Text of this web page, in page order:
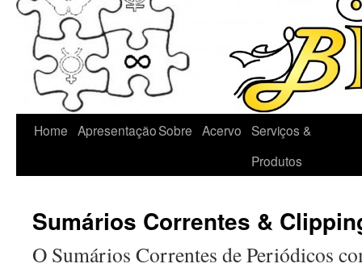
Home ApresentaçãoSobre Acervo Serviços &
Produtos
Sumários Correntes &
O Sumários Correntes de Periódicos